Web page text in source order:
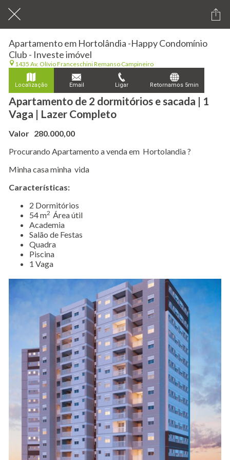
Apartamento em Hortolândia -Happy Condomínio
Club - Investe imóvel
1435 Av. Olívio Franceschini Remanso Campineiro
Localização Email Ligar Retornamos 5min
Apartamento de 2 dormitórios e sacada | 1
Vaga | Lazer Completo
Valor 280.000,00
Procurando Apartamento a venda em Hortolandia ?
Minha casa minha vida
Características:
​2 Dormitórios
54 m2 Área útil
Academia
Salão de Festas
Quadra
Piscina
1 Vaga